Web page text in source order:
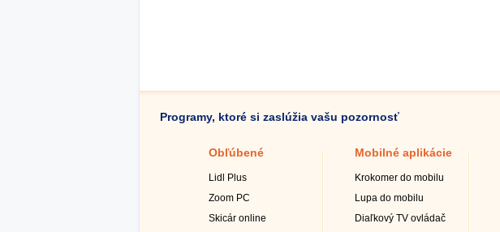
Programy, ktoré si zaslúžia vašu pozornosť
Obľúbené
Lidl Plus
Zoom PC
Skicár online
Mobilné aplikácie
Krokomer do mobilu
Lupa do mobilu
Diaľkový TV ovládač